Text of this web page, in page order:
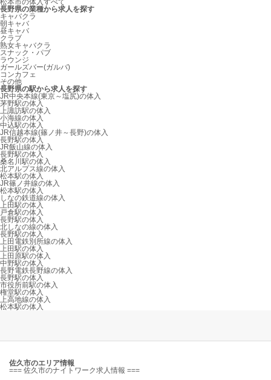
松本市の体入すべて
長野県の業種から求人を探す
キャバクラ
朝キャバ
昼キャバ
クラブ
熟女キャバクラ
スナック・パブ
ラウンジ
ガールズバー(ガルバ)
コンカフェ
その他
長野県の駅から求人を探す
JR中央本線(東京～塩尻)の体入
茅野駅の体入
上諏訪駅の体入
小海線の体入
中込駅の体入
JR信越本線(篠ノ井～長野)の体入
長野駅の体入
JR飯山線の体入
長野駅の体入
桑名川駅の体入
北アルプス線の体入
松本駅の体入
JR篠ノ井線の体入
松本駅の体入
しなの鉄道線の体入
上田駅の体入
戸倉駅の体入
長野駅の体入
北しなの線の体入
長野駅の体入
上田電鉄別所線の体入
上田駅の体入
上田原駅の体入
中野駅の体入
長野電鉄長野線の体入
長野駅の体入
市役所前駅の体入
権堂駅の体入
上高地線の体入
松本駅の体入
佐久市のエリア情報
=== 佐久市のナイトワーク求人情報 ===